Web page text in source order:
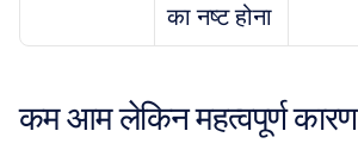
का नष्ट होना
कम आम लेकिन महत्वपूर्ण कारण